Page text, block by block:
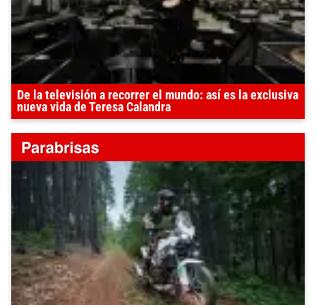
De la televisión a recorrer el mundo: así es la exclusiva
nueva vida de Teresa Calandra